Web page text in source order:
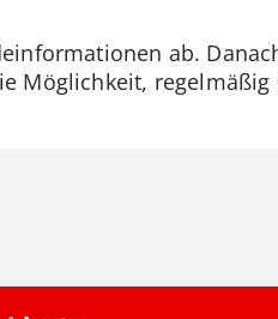
ab.
Möglichkeit, regelmäßig